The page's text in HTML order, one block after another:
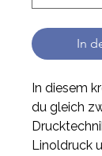
In
In diesem
du gleich
Linoldruck